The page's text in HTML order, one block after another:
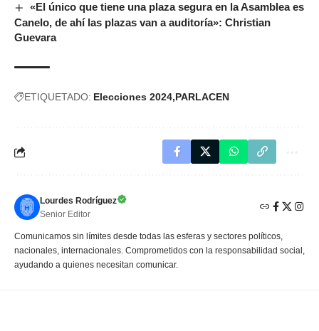
«El único que tiene una plaza segura en la Asamblea es
Canelo, de ahí las plazas van a auditoría»: Christian
Guevara
ETIQUETADO: Elecciones 2024 PARLACEN
Lourdes Rodríguez
Senior Editor
Comunicamos sin límites desde todas las esferas y sectores políticos,
nacionales, internacionales. Comprometidos con la responsabilidad social,
ayudando a quienes necesitan comunicar.